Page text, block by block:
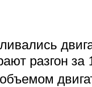
разгон за